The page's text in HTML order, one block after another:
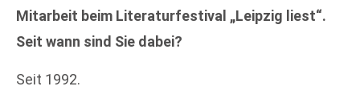
Mitarbeit beim Literaturfestival „Leipzig liest“.
Seit wann sind Sie dabei?
Seit 1992.